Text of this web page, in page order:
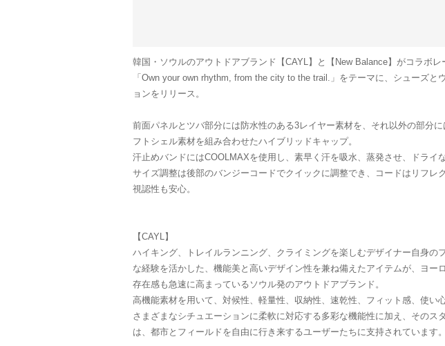
韓国・ソウルのアウトドアブランド【CAYL】と【New Balance】がコラボレ
「Own your own rhythm, from the city to the trail.」をテーマに、シューズと
ョンをリリース。
前面パネルとツバ部分には防水性のある3レイヤー素材を、それ以外の部分
フトシェル素材を組み合わせたハイブリッドキャップ。
汗止めバンドにはCOOLMAXを使用し、素早く汗を吸水、蒸発させ、ドライ
サイズ調整は後部のバンジーコードでクイックに調整でき、コードはリフレ
視認性も安心。
【CAYL】
ハイキング、トレイルランニング、クライミングを楽しむデザイナー自身の
な経験を活かした、機能美と高いデザイン性を兼ね備えたアイテムが、ヨー
存在感も急速に高まっているソウル発のアウトドアブランド。
高機能素材を用いて、対候性、軽量性、収納性、速乾性、フィット感、使い
さまざまなシチュエーションに柔軟に対応する多彩な機能性に加え、そのス
は、都市とフィールドを自由に行き来するユーザーたちに支持されています。